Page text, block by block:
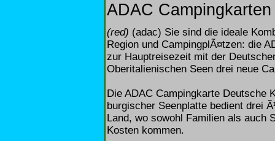
ADAC Campingkarten
(red) (adac) Sie sind die ideale
Region und CampingplÃ¤tzen: die
zur Hauptreisezeit mit der
Oberitalienischen Seen drei neue
Die ADAC Campingkarte
burgischer Seenplatte bedient drei
Land, wo sowohl Familien als auch
Kosten kommen.